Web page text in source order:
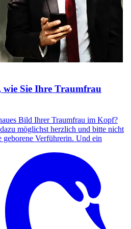
wie Sie Ihre Traumfrau
Bild Ihrer Traumfrau im Kopf?
möglichst herzlich und bitte nicht
Verführerin. Und ein